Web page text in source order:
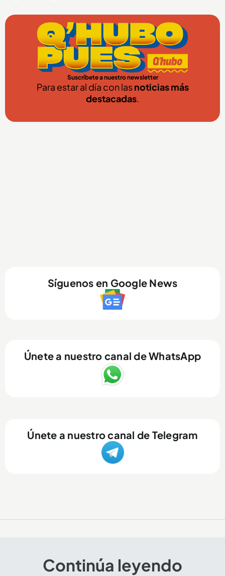
Suscríbete a nuestro newsletter
Para estar al día con lasnoticias más
destacadas.
Síguenos en Google News
Únete a nuestro canal de WhatsApp
Únete a nuestro canal de Telegram
Continúa leyendo